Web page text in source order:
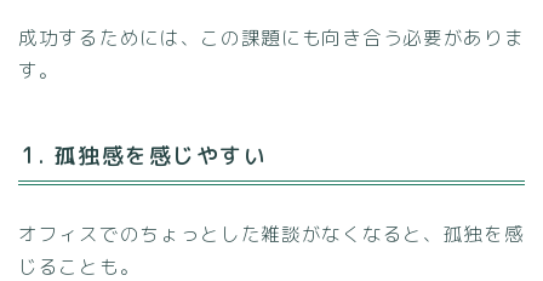
成功するためには、この課題にも向き合う必要がありま
す。
1. 孤独感を感じやすい
オフィスでのちょっとした雑談がなくなると、孤独を感
じることも。